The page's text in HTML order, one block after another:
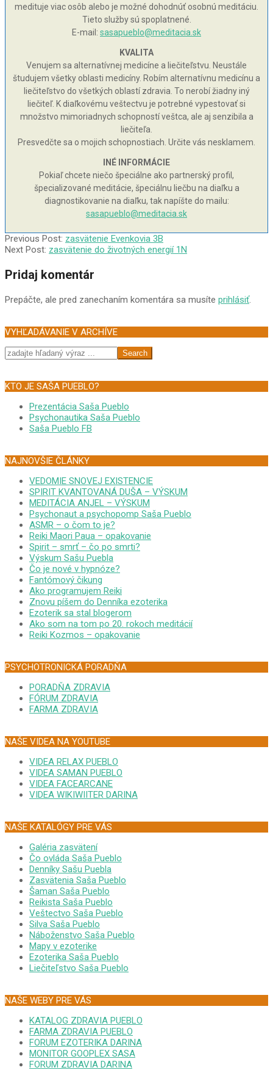
medituje viac osôb alebo je možné dohodnúť osobnú meditáciu.
Tieto služby sú spoplatnené.
E-mail: sasapueblo@meditacia.sk
KVALITA
Venujem sa alternatívnej medicíne a liečiteľstvu. Neustále
študujem všetky oblasti medicíny. Robím alternatívnu medicínu a
liečiteľstvo do všetkých oblastí zdravia. To nerobí žiadny iný
liečiteľ. K diaľkovému veštectvu je potrebné vypestovať si
množstvo mimoriadnych schopností veštca, ale aj senzibila a
liečiteľa.
Presvedčte sa o mojich schopnostiach. Určite vás nesklamem.
INÉ INFORMÁCIE
Pokiaľ chcete niečo špeciálne ako partnerský profil,
špecializované meditácie, špeciálnu liečbu na diaľku a
diagnostikovanie na diaľku, tak napíšte do mailu:
sasapueblo@meditacia.sk
2010-
10-
Previous Post: zasvätenie Evenkovia 3B
Next Post: zasvätenie do životných energií 1N
Pridaj komentár
Prepáčte, ale pred zanechaním komentára sa musíte prihlásiť.
VYHĽADÁVANIE V ARCHÍVE
Search
KTO JE SAŠA PUEBLO?
Prezentácia Saša Pueblo
Psychonautika Saša Pueblo
Saša Pueblo FB
NAJNOVŠIE ČLÁNKY
VEDOMIE SNOVEJ EXISTENCIE
SPIRIT KVANTOVANÁ DUŠA – VÝSKUM
MEDITÁCIA ANJEL – VÝSKUM
Psychonaut a psychopomp Saša Pueblo
ASMR – o čom to je?
Reiki Maori Paua – opakovanie
Spirit – smrť – čo po smrti?
Výskum Sašu Puebla
Čo je nové v hypnóze?
Fantómový čikung
Ako programujem Reiki
Znovu píšem do Denníka ezoterika
Ezoterik sa stal blogerom
Ako som na tom po 20. rokoch meditácií
Reiki Kozmos – opakovanie
PSYCHOTRONICKÁ PORADŇA
PORADŇA ZDRAVIA
FÓRUM ZDRAVIA
FARMA ZDRAVIA
NAŠE VIDEA NA YOUTUBE
VIDEA RELAX PUEBLO
VIDEA SAMAN PUEBLO
VIDEA FACEARCANE
VIDEA WIKIWIITER DARINA
NAŠE KATALÓGY PRE VÁS
Galéria zasvätení
Čo ovláda Saša Pueblo
Denníky Sašu Puebla
Zasvätenia Saša Pueblo
Šaman Saša Pueblo
Reikista Saša Pueblo
Veštectvo Saša Pueblo
Silva Saša Pueblo
Náboženstvo Saša Pueblo
Mapy v ezoterike
Ezoterika Saša Pueblo
Liečiteľstvo Saša Pueblo
NAŠE WEBY PRE VÁS
KATALOG ZDRAVIA PUEBLO
FARMA ZDRAVIA PUEBLO
FORUM EZOTERIKA DARINA
MONITOR GOOPLEX SASA
FORUM ZDRAVIA DARINA